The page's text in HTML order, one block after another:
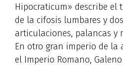
Hipocraticum» describe
de la cifosis lumbares y
articulaciones, palancas y
En otro gran imperio de la
el Imperio Romano, Galeno